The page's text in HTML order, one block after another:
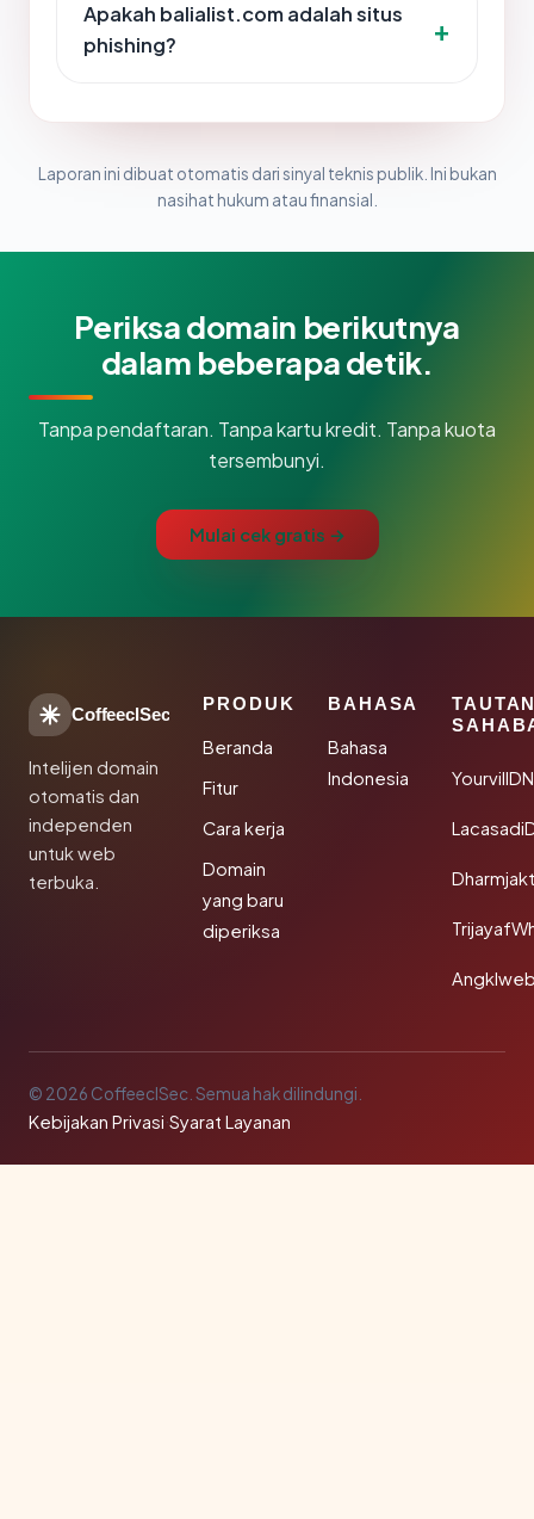
Apakah balialist.com adalah situs
phishing?
Laporan ini dibuat otomatis dari sinyal teknis publik. Ini bukan
nasihat hukum atau finansial.
Periksa domain berikutnya
dalam beberapa detik.
Tanpa pendaftaran. Tanpa kartu kredit. Tanpa kuota
tersembunyi.
Mulai cek gratis →
CoffeeclSec
Intelijen domain
otomatis dan
independen
untuk web
terbuka.
PRODUK
Beranda
Fitur
Cara kerja
Domain
yang baru
diperiksa
BAHASA
Bahasa
Indonesia
© 2026 CoffeeclSec. Semua hak dilindungi.
Kebijakan Privasi·Syarat Layanan